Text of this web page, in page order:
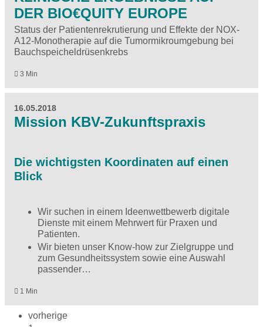
DER BIO€QUITY EUROPE
Status der Patientenrekrutierung und Effekte der NOX-
A12-Monotherapie auf die Tumormikroumgebung bei
Bauchspeicheldrüsenkrebs
3 Min
16.05.2018
Mission KBV-Zukunftspraxis
Die wichtigsten Koordinaten auf einen
Blick
Wir suchen in einem Ideenwettbewerb digitale
Dienste mit einem Mehrwert für Praxen und
Patienten.
Wir bieten unser Know-how zur Zielgruppe und
zum Gesundheitssystem sowie eine Auswahl
passender…
1 Min
vorherige